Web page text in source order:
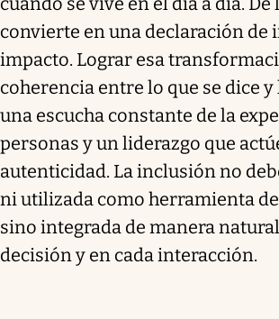
convierte en una declaración de
impacto. Lograr esa
coherencia entre lo que se dice y
una escucha constante de la
personas y un liderazgo que
autenticidad. La inclusión no
ni utilizada como herramienta
sino integrada de manera
decisión y en cada interacción.